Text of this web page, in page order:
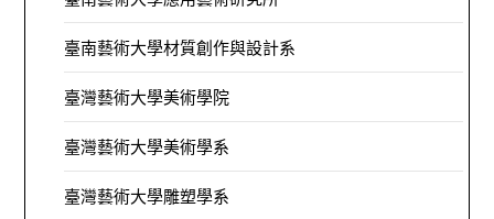
臺南藝術大學材質創作與設計系
臺灣藝術大學美術學院
臺灣藝術大學美術學系
臺灣藝術大學雕塑學系